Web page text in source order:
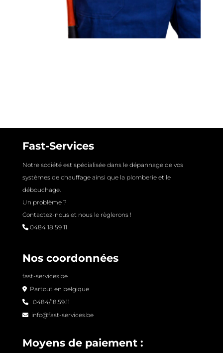
Fast-Services
Notre société est spécialisée dans le dépannage de vos
systèmes de chauffage ainsi que la plomberie et le
débouchage.
Un problème ?
Contactez-nous et nous le règlerons !
0484 18 59 11
Nos coordonnées
fast-services.be
Partout en belgique
0484/18.59.11
info@fast-services.be
Moyens de paiement :